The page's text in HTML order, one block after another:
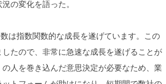
の変化を語った。
は指数関数的な成長を遂げています。この
たので、非常に急速な成長を遂げることが
人を巻き込んだ意思決定が必要なため、業